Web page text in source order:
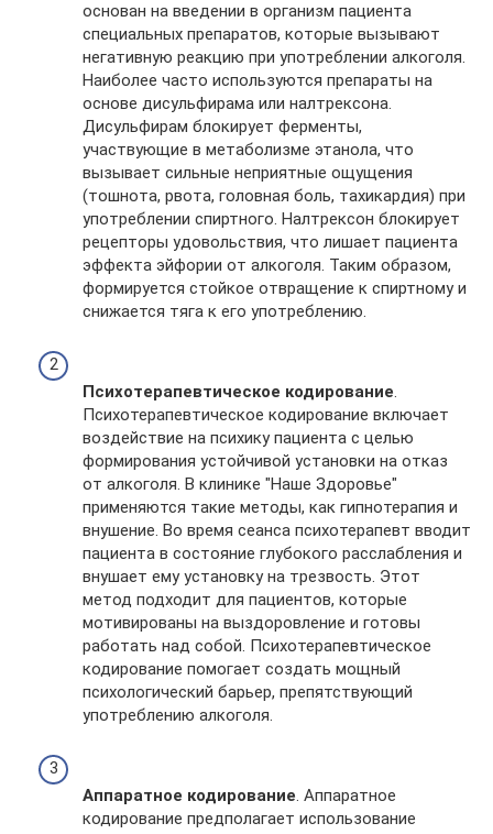
основан на введении в организм пациента
специальных препаратов, которые вызывают
негативную реакцию при употреблении алкоголя.
Наиболее часто используются препараты на
основе дисульфирама или налтрексона.
Дисульфирам блокирует ферменты,
участвующие в метаболизме этанола, что
вызывает сильные неприятные ощущения
(тошнота, рвота, головная боль, тахикардия) при
употреблении спиртного. Налтрексон блокирует
рецепторы удовольствия, что лишает пациента
эффекта эйфории от алкоголя. Таким образом,
формируется стойкое отвращение к спиртному и
снижается тяга к его употреблению.
Психотерапевтическое кодирование.
Психотерапевтическое кодирование включает
воздействие на психику пациента с целью
формирования устойчивой установки на отказ
от алкоголя. В клинике "Наше Здоровье"
применяются такие методы, как гипнотерапия и
внушение. Во время сеанса психотерапевт вводит
пациента в состояние глубокого расслабления и
внушает ему установку на трезвость. Этот
метод подходит для пациентов, которые
мотивированы на выздоровление и готовы
работать над собой. Психотерапевтическое
кодирование помогает создать мощный
психологический барьер, препятствующий
употреблению алкоголя.
Аппаратное кодирование. Аппаратное
кодирование предполагает использование